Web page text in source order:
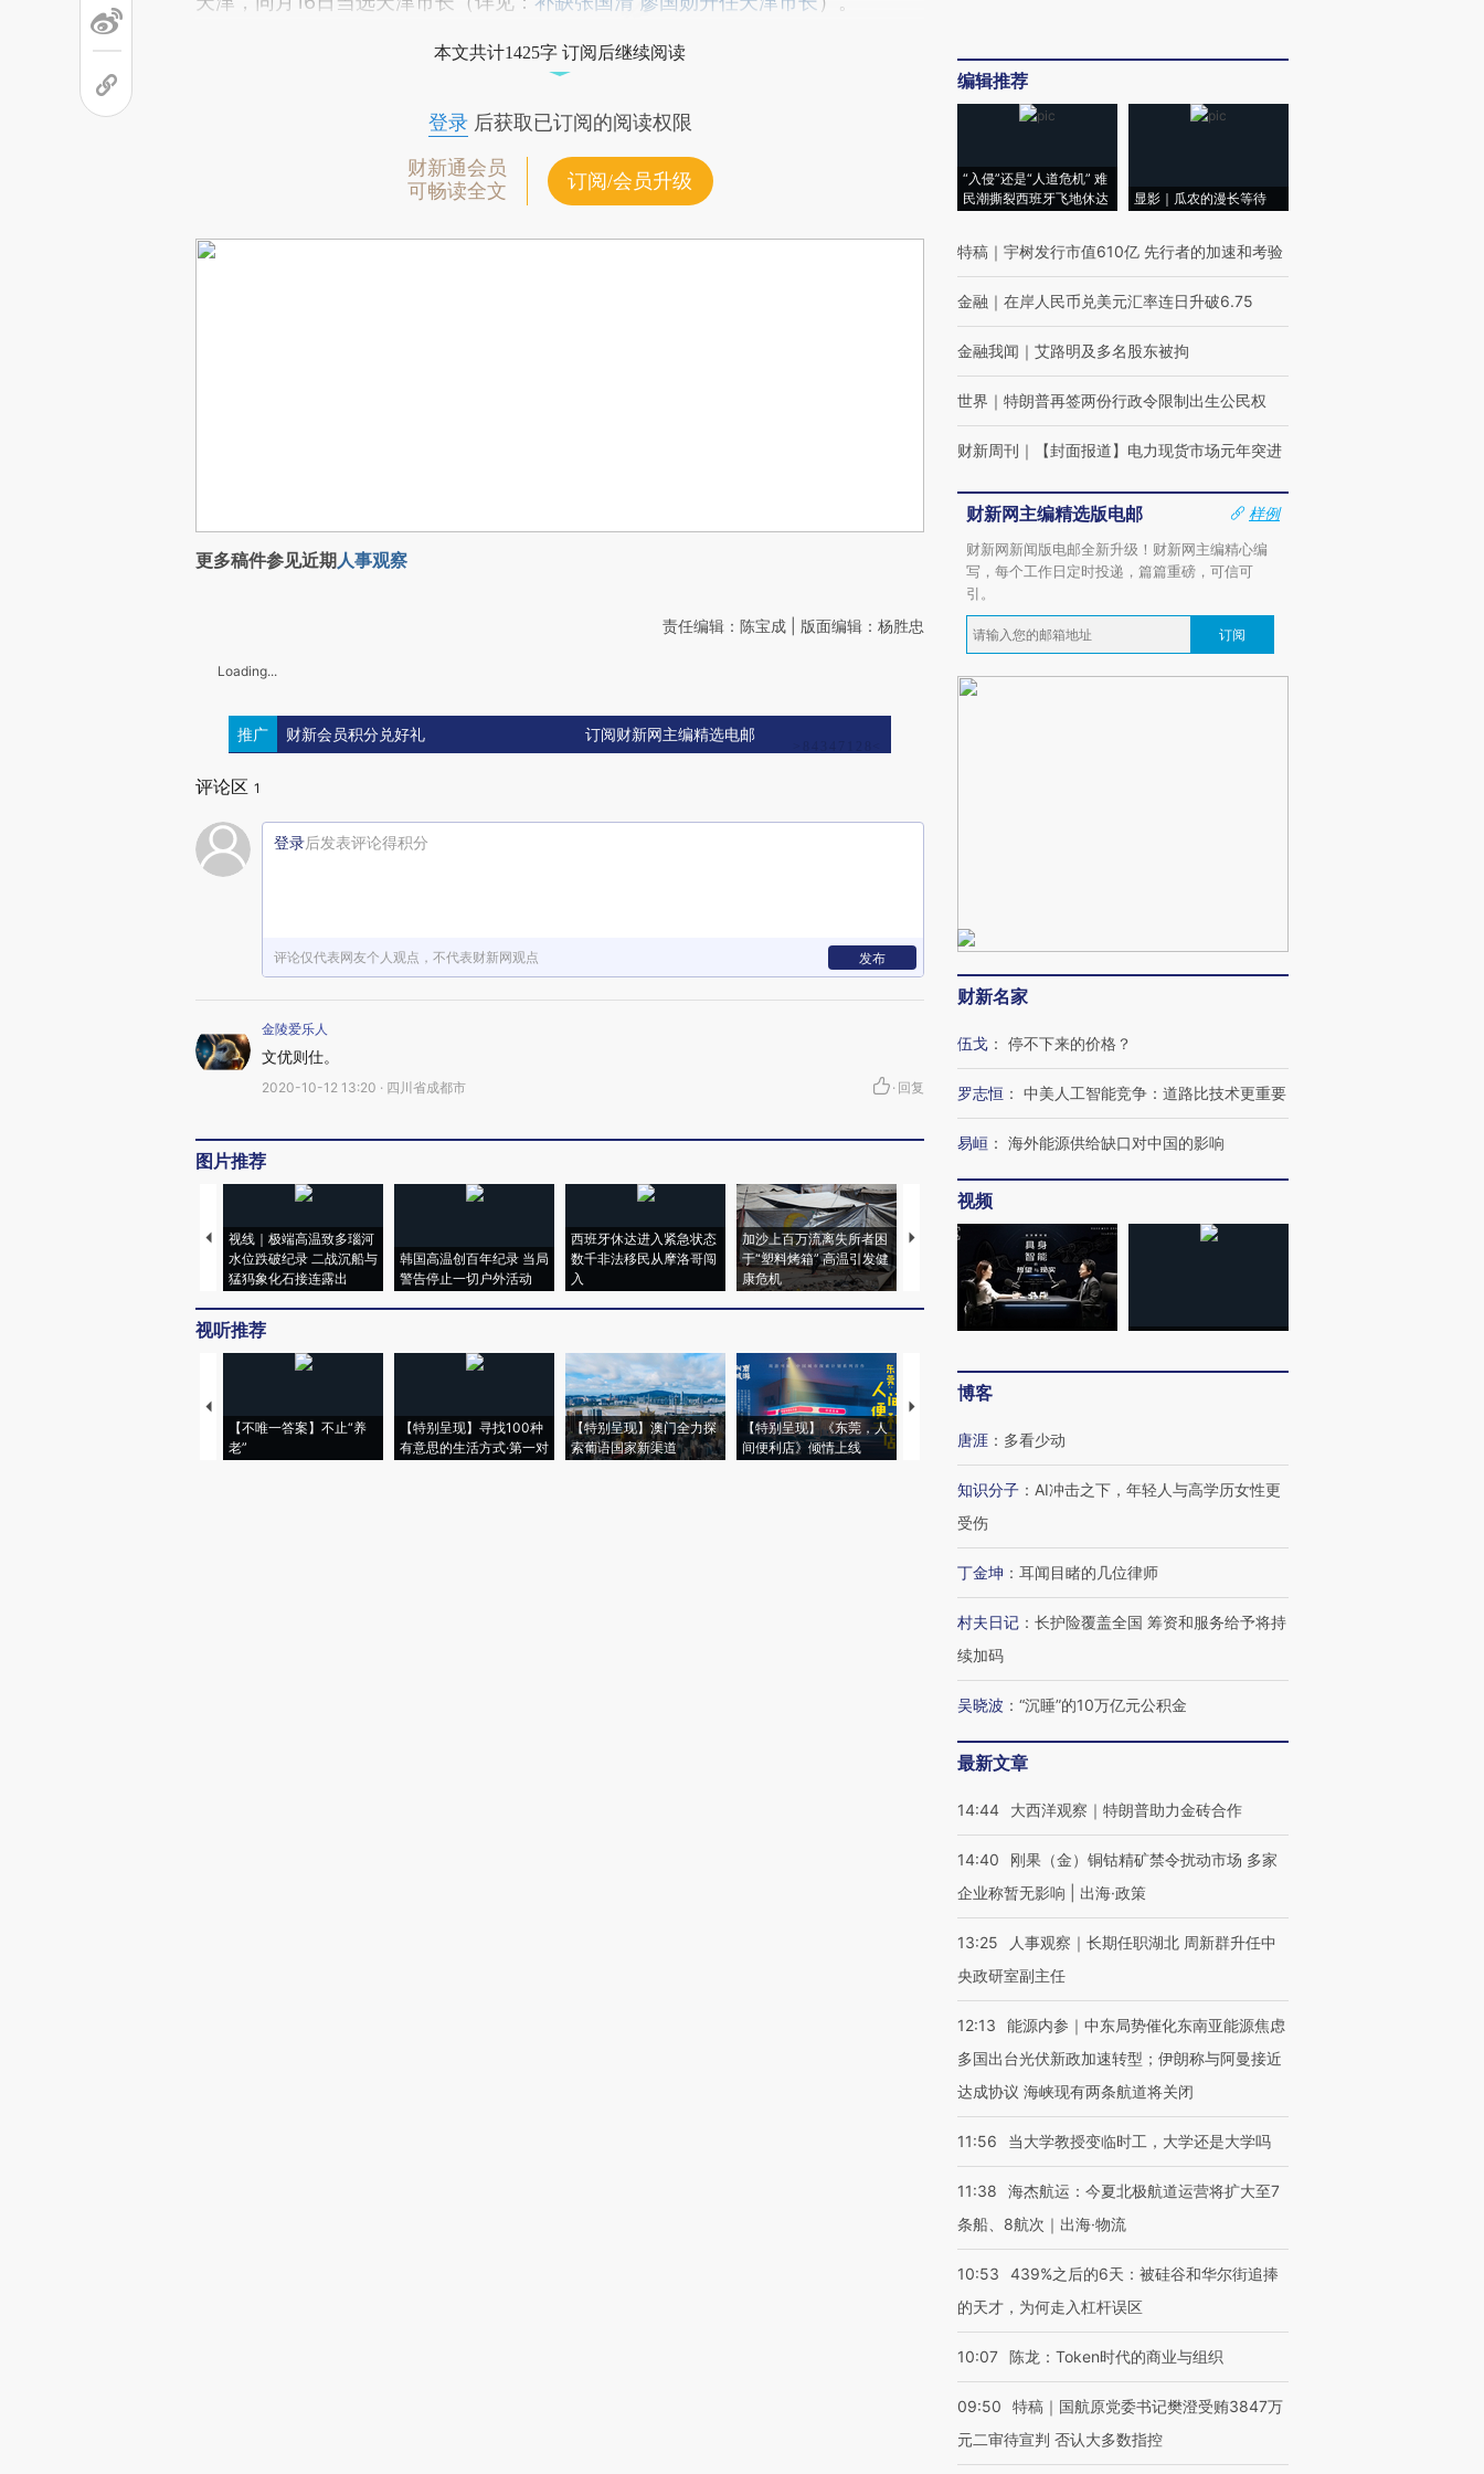
本文共计1425字 订阅后继续阅读
登录后获取已订阅的阅读权限
财新通会员
可畅读全文
订阅/会员升级
更多稿件参见近期人事观察
责任编辑：陈宝成 | 版面编辑：杨胜忠
Loading...
推广 财新会员积分兑好礼 订阅财新网主编精选电邮
评论区 1
登录后发表评论得积分
评论仅代表网友个人观点，不代表财新网观点 发布
金陵爱乐人
文优则仕。
2020-10-12 13:20 · 四川省成都市 · 回复
图片推荐
视线｜极端高温致多瑙河
水位跌破纪录 二战沉船与
猛犸象化石接连露出
韩国高温创百年纪录 当局
警告停止一切户外活动
西班牙休达进入紧急状态
数千非法移民从摩洛哥闯
入
加沙上百万流离失所者困
于“塑料烤箱” 高温引发健
康危机
视线｜HYROX的吸金
术：是什么让中产们甘
心“花钱找虐”？
马航飞行员跨国走私7万
粒摇头丸 尿检体内含3种
毒品
视听推荐
【不唯一答案】不止“养
老”
【特别呈现】寻找100种
有意思的生活方式·第一对
【特别呈现】澳门全力探
索葡语国家新渠道
【特别呈现】《东莞，人
间便利店》倾情上线
【推广】走进第四届链博
编辑推荐
“入侵”还是“人道危机” 难
民潮撕裂西班牙飞地休达
显影｜瓜农的漫长等待
特稿 ｜ 宇树发行市值610亿 先行者的加速和考验
金融 ｜ 在岸人民币兑美元汇率连日升破6.75
金融我闻 ｜ 艾路明及多名股东被拘
世界 ｜ 特朗普再签两份行政令限制出生公民权
财新周刊 ｜ 【封面报道】电力现货市场元年突进
财新网主编精选版电邮
样例
财新网新闻版电邮全新升级！财新网主编精心编
写，每个工作日定时投递，篇篇重磅，可信可
引。
订阅
财新名家
伍戈 ： 停不下来的价格？
罗志恒 ： 中美人工智能竞争：道路比技术更重要
易峘 ： 海外能源供给缺口对中国的影响
视频
博客
唐涯 ： 多看少动
知识分子 ： AI冲击之下，年轻人与高学历女性更
受伤
丁金坤 ： 耳闻目睹的几位律师
村夫日记 ： 长护险覆盖全国 筹资和服务给予将持
续加码
吴晓波 ： “沉睡”的10万亿元公积金
最新文章
14:44 大西洋观察｜特朗普助力金砖合作
14:40
刚果（金）铜钴精矿禁令扰动市场 多家
企业称暂无影响 | 出海·政策
13:25
人事观察｜长期任职湖北 周新群升任中
央政研室副主任
12:13
能源内参｜中东局势催化东南亚能源焦虑
多国出台光伏新政加速转型；伊朗称与阿曼接近
达成协议 海峡现有两条航道将关闭
11:56 当大学教授变临时工，大学还是大学吗
11:38
海杰航运：今夏北极航道运营将扩大至7
条船、8航次｜出海·物流
10:53
439%之后的6天：被硅谷和华尔街追捧
的天才，为何走入杠杆误区
10:07 陈龙：Token时代的商业与组织
09:50
特稿｜国航原党委书记樊澄受贿3847万
元二审待宣判 否认大多数指控